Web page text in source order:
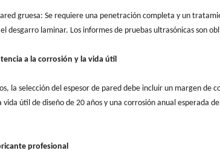
gruesa: Se requiere una penetración completa y un
desgarro laminar. Los informes de pruebas ultrasónicas son
a la corrosión y la vida útil
la selección del espesor de pared debe incluir un margen de
vida útil de diseño de 20 años y una corrosión anual esperada
profesional